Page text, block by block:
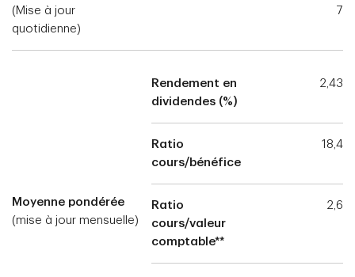
(Mise à jour
quotidienne)
7
Moyenne pondérée
(mise à jour mensuelle)
Rendement en
dividendes (%)
2,43
Ratio
cours/bénéfice
18,4
Ratio
cours/valeur
comptable**
2,6